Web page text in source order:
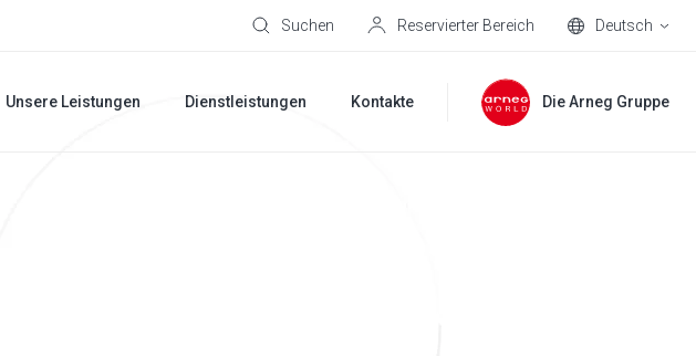
Suchen Reservierter Bereich Deutsch
Unsere Leistungen Dienstleistungen Kontakte Die Arneg Gruppe